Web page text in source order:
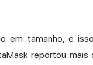
em tamanho, e
reportou mais